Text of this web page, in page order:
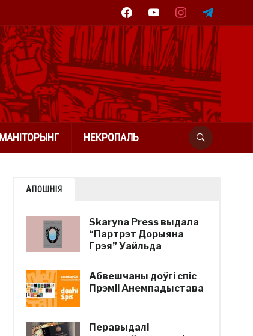
facebookyoutube instagramtelegram
МАНІТОРЫНГ НЕКРОПАЛЬ
АПОШНІЯ
Skaryna Press выдала
“Партрэт Дорыяна
Грэя” Уайльда
Абвешчаны доўгі спіс
Прэміі Анемпадыстава
Перавыдалі